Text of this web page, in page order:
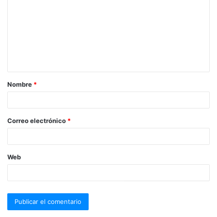
Nombre *
Correo electrónico *
Web